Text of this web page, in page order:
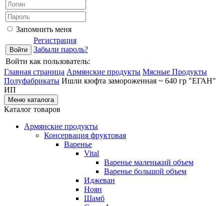
Запомнить меня
Регистрация
Забыли пароль?
Войти как пользователь:
Главная страница Армянские продукты Мясные Продукты
Полуфабрикаты Ишли кюфта замороженная ~ 640 гр "ЕГАН"
ИП
Меню каталога
Каталог товаров
Армянские продукты
Консервация фруктовая
Варенье
Vital
Варенье маленький объем
Варенье большой объем
Иджеван
Ноян
Шамб